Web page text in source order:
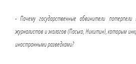
- Почему государственные обвинители
журналистов и экологов (Пасько, Никитин), которым
иностранными разведками?